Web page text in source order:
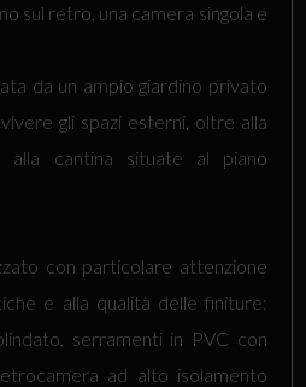
sul retro, una camera singola e
da un ampio giardino privato
gli spazi esterni, oltre alla
alla cantina situate al piano
con particolare attenzione
e alla qualità delle finiture:
serramenti in PVC con
ad alto isolamento